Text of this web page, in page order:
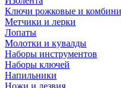
Ключи рожковые и
Метчики и лерки
Лопаты
Молотки и кувалды
Наборы инструментов
Наборы ключей
Напильники
Ножи и лезвия